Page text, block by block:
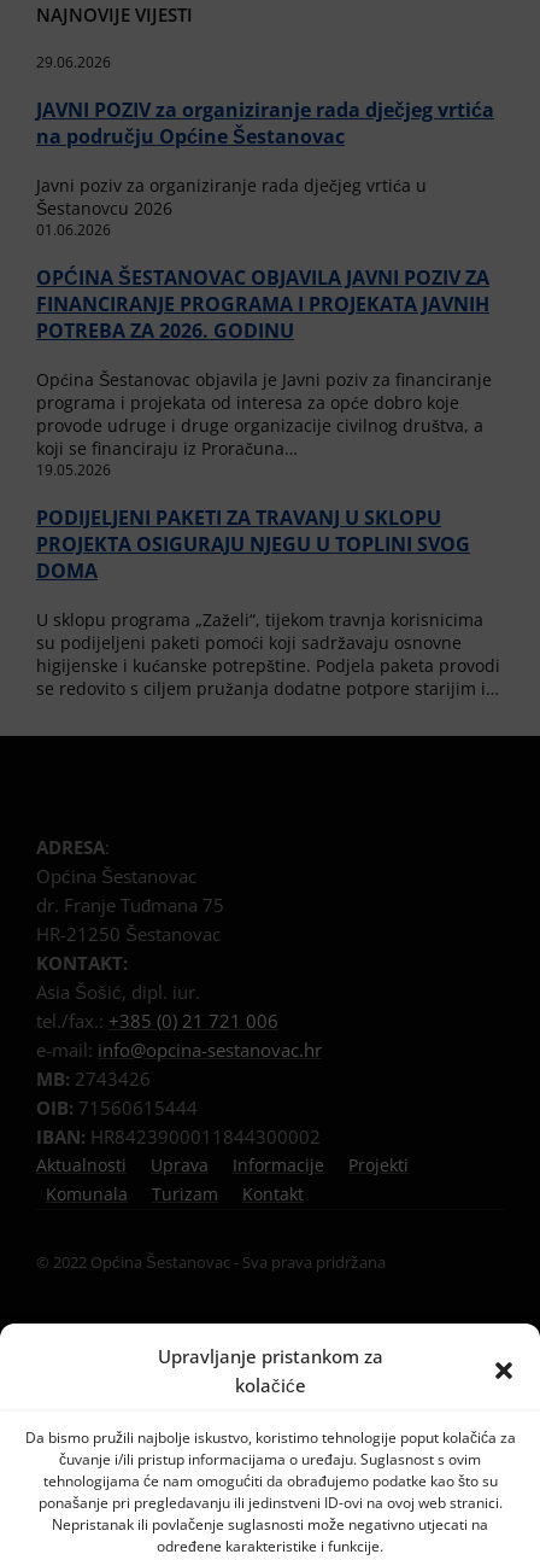
Upravljanje pristankom za
kolačiće
Da bismo pružili najbolje iskustvo, koristimo tehnologije poput kolačića za
čuvanje i/ili pristup informacijama o uređaju. Suglasnost s ovim
tehnologijama će nam omogućiti da obrađujemo podatke kao što su
ponašanje pri pregledavanju ili jedinstveni ID-ovi na ovoj web stranici.
Nepristanak ili povlačenje suglasnosti može negativno utjecati na
određene karakteristike i funkcije.
NAJNOVIJE VIJESTI
29.06.2026
JAVNI POZIV za organiziranje rada dječjeg vrtića
na području Općine Šestanovac
Javni poziv za organiziranje rada dječjeg vrtića u
Šestanovcu 2026
01.06.2026
OPĆINA ŠESTANOVAC OBJAVILA JAVNI POZIV ZA
FINANCIRANJE PROGRAMA I PROJEKATA JAVNIH
POTREBA ZA 2026. GODINU
Općina Šestanovac objavila je Javni poziv za financiranje
programa i projekata od interesa za opće dobro koje
provode udruge i druge organizacije civilnog društva, a
koji se financiraju iz Proračuna…
19.05.2026
PODIJELJENI PAKETI ZA TRAVANJ U SKLOPU
PROJEKTA OSIGURAJU NJEGU U TOPLINI SVOG
DOMA
U sklopu programa „Zaželi“, tijekom travnja korisnicima
su podijeljeni paketi pomoći koji sadržavaju osnovne
higijenske i kućanske potrepštine. Podjela paketa provodi
se redovito s ciljem pružanja dodatne potpore starijim i…
ADRESA:
Općina Šestanovac
dr. Franje Tuđmana 75
HR-21250 Šestanovac
KONTAKT:
Asia Šošić, dipl. iur.
tel./fax.: +385 (0) 21 721 006
e-mail: info@opcina-sestanovac.hr
MB: 2743426
OIB: 71560615444
IBAN: HR8423900011844300002
Aktualnosti Uprava Informacije
Projekti
Komunala
Turizam Kontakt
© 2022 Općina Šestanovac - Sva prava pridržana